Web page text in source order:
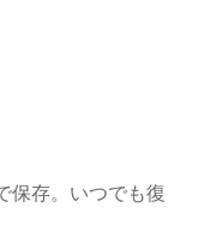
保存。いつでも復